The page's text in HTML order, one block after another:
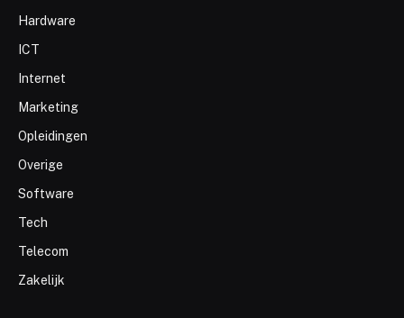
Hardware
ICT
Internet
Marketing
Opleidingen
Overige
Software
Tech
Telecom
Zakelijk